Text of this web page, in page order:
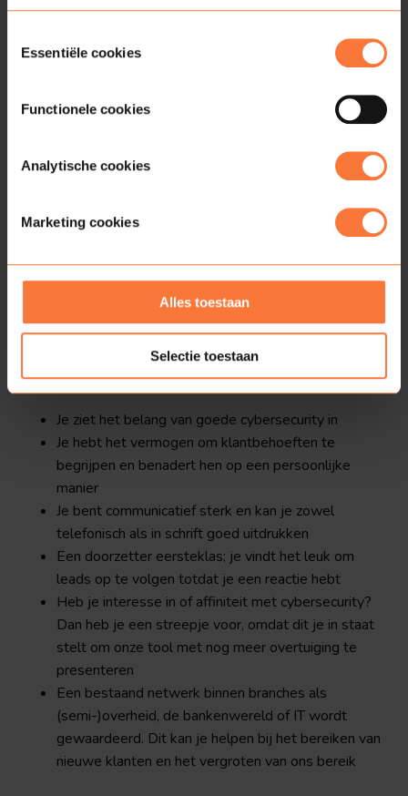
Essentiële cookies
Functionele cookies
Analytische cookies
Marketing cookies
Alles toestaan
Selectie toestaan
Wat we van jou verwachten?
Je ziet het belang van goede cybersecurity in
Je hebt het vermogen om klantbehoeften te
begrijpen en benadert hen op een persoonlijke
manier
Je bent communicatief sterk en kan je zowel
telefonisch als in schrift goed uitdrukken
Een doorzetter eersteklas; je vindt het leuk om
leads op te volgen totdat je een reactie hebt
Heb je interesse in of affiniteit met cybersecurity?
Dan heb je een streepje voor, omdat dit je in staat
stelt om onze tool met nog meer overtuiging te
presenteren
Een bestaand netwerk binnen branches als
(semi-)overheid, de bankenwereld of IT wordt
gewaardeerd. Dit kan je helpen bij het bereiken van
nieuwe klanten en het vergroten van ons bereik